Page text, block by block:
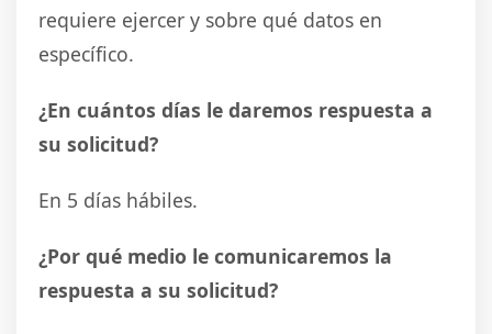
requiere ejercer y sobre qué datos en
específico.
¿En cuántos días le daremos respuesta a
su solicitud?
En 5 días hábiles.
¿Por qué medio le comunicaremos la
respuesta a su solicitud?